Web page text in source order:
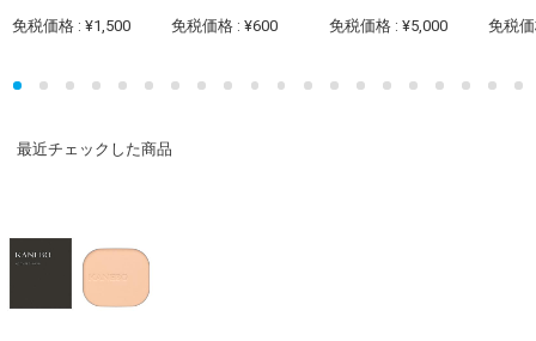
免税価格 : ¥1,500 免税価格 : ¥600 免税価格 : ¥5,000 免税
最近チェックした商品